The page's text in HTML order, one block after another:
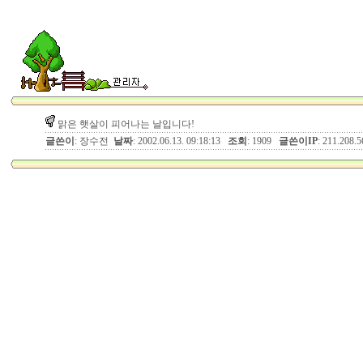
맑은 햇살이 피어나는 날입니다!
글쓴이 : 장수전 날짜: 2002.06.13. 09:18:13 조회 : 1909 글쓴이IP: